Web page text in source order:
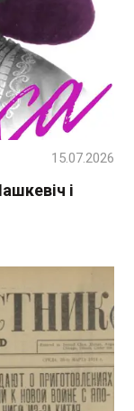
і
15.07.2026